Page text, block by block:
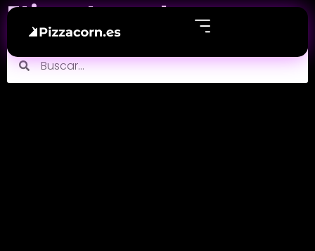
Etiqueta: web
Echa un vistazo a nuestros últimos post sobre web